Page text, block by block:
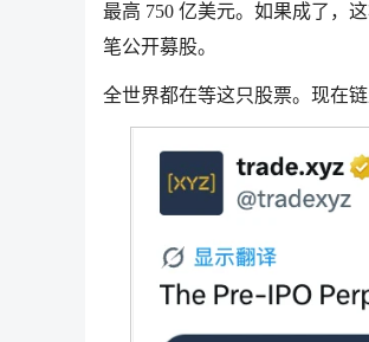
最高 750 亿美元。如果成了，
笔公开募股。
全世界都在等这只股票。现在链